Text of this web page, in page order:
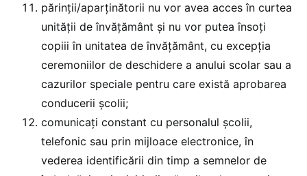
părinţii/aparţinătorii nu vor avea acces în curtea
unităţii de învăţământ şi nu vor putea însoţi
copiii în unitatea de învăţământ, cu excepţia
ceremoniilor de deschidere a anului scolar sau a
cazurilor speciale pentru care există aprobarea
conducerii şcolii;
comunicaţi constant cu personalul şcolii,
telefonic sau prin mijloace electronice, în
vederea identificării din timp a semnelor de